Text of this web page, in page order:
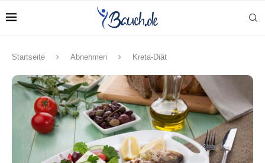
Startseite Abnehmen Kreta-Diät